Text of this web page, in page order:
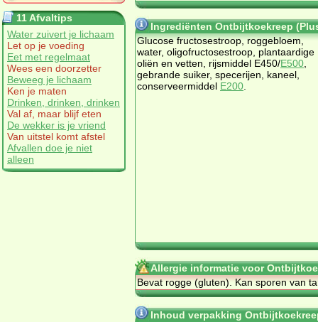
11 Afvaltips
Water zuivert je lichaam
Let op je voeding
Eet met regelmaat
Wees een doorzetter
Beweeg je lichaam
Ken je maten
Drinken, drinken, drinken
Val af, maar blijf eten
De wekker is je vriend
Van uitstel komt afstel
Afvallen doe je niet
alleen
Ingrediënten Ontbijtkoekreep
Glucose fructosestroop, roggebloem,
water, oligofructosestroop, plantaardige
oliën en vetten, rijsmiddel E450/E500
gebrande suiker, specerijen, kaneel,
conserveermiddel E200
Allergie informatie voor
Bevat rogge (gluten). Kan sporen van
Inhoud verpakking